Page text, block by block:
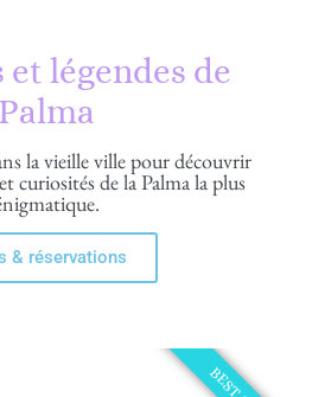
légendes de
Palma
la vieille ville pour découvrir
curiosités de la Palma la plus
& réservations